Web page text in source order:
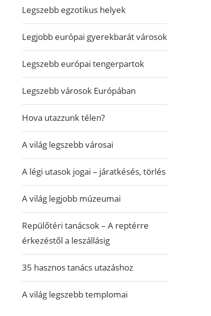
Legszebb egzotikus helyek
Legjobb európai gyerekbarát városok
Legszebb európai tengerpartok
Legszebb városok Európában
Hova utazzunk télen?
A világ legszebb városai
A légi utasok jogai – járatkésés, törlés
A világ legjobb múzeumai
Repülőtéri tanácsok – A reptérre
érkezéstől a leszállásig
35 hasznos tanács utazáshoz
A világ legszebb templomai